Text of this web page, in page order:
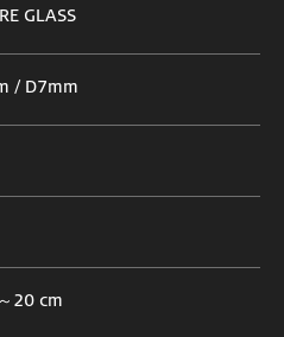
GLASS
/ D7mm
20 cm